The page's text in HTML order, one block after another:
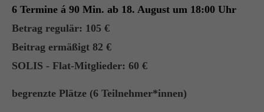
6 Termine á 90 Min. ab 18. August um 18:00 Uhr
Betrag regulär: 105 €
Beitrag ermäßigt 82 €
SOLIS - Flat-Mitglieder: 60 €
begrenzte Plätze (6 Teilnehmer*innen)